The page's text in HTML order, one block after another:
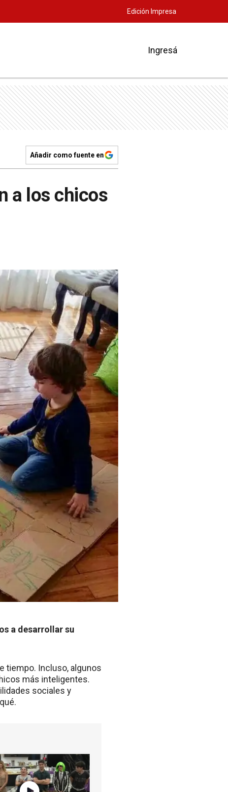
Edición Impresa
Ingresá
Añadir como fuente en
a los chicos
a desarrollar su
tiempo. Incluso, algunos
más inteligentes.
sociales y